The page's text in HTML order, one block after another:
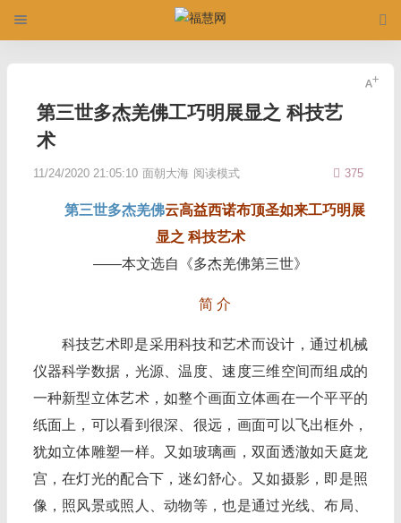
第三世多杰羌佛工巧明展显之 科技艺
术
11/24/2020 21:05:10 面朝大海 375
阅读模式
第三世多杰羌佛云高益西诺布顶圣如来工巧明展
显之 科技艺术
——本文选自《多杰羌佛第三世》
简 介
科技艺术即是采用科技和艺术而设计，通过机械
仪器科学数据，光源、温度、速度三维空间而组成的
一种新型立体艺术，如整个画面立体画在一个平平的
纸面上，可以看到很深、很远，画面可以飞出框外，
犹如立体雕塑一样。又如玻璃画，双面透澈如天庭龙
宫，在灯光的配合下，迷幻舒心。又如摄影，即是照
像，照风景或照人、动物等，也是通过光线、布局、